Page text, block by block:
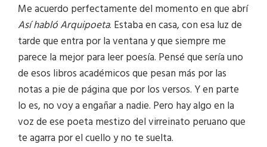
Me acuerdo perfectamente del momento en que abrí
Así habló Arquipoeta. Estaba en casa, con esa luz de
tarde que entra por la ventana y que siempre me
parece la mejor para leer poesía. Pensé que sería uno
de esos libros académicos que pesan más por las
notas a pie de página que por los versos. Y en parte
lo es, no voy a engañar a nadie. Pero hay algo en la
voz de ese poeta mestizo del virreinato peruano que
te agarra por el cuello y no te suelta.